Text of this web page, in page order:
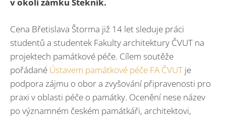
Cena Břetislava Štorma již 14 let sleduje práci
studentů a studentek Fakulty architektury ČVUT na
projektech památkové péče. Cílem soutěže
pořádané Ústavem památkové péče FA ČVUT je
podpora zájmu o obor a zvyšování připravenosti pro
praxi v oblasti péče o památky. Ocenění nese název
po významném českém památkáři, architektovi,